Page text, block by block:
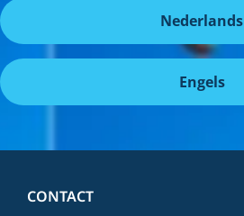
Nederlands
Engels
CONTACT